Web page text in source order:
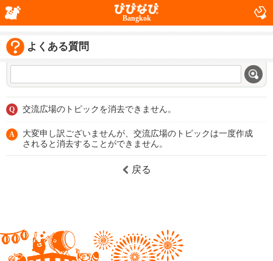
Bangkok
よくある質問
Q 交流広場のトピックを消去できません。
A
大変申し訳ございませんが、交流広場のトピックは一度作成
されると消去することができません。
戻る